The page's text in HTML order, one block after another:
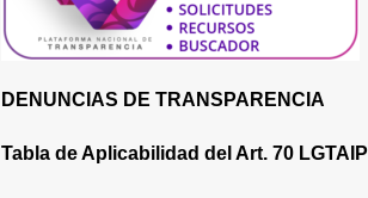
DENUNCIAS DE TRANSPARENCIA
Tabla de Aplicabilidad del Art. 70 LGTAIP